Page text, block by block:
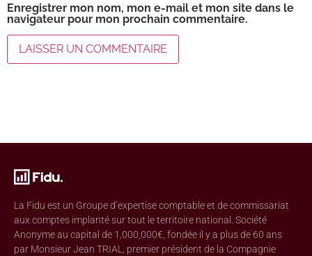
Enregistrer mon nom, mon e-mail et mon site dans le
navigateur pour mon prochain commentaire.
La Fidu est un Groupe d’expertise comptable et de commissariat
aux comptes implanté sur tout le territoire national. Société
Anonyme au capital de 1,000,000€, fondée il y a plus de 60 ans
par Monsieur Jean TRIAL, premier président de la Compagnie